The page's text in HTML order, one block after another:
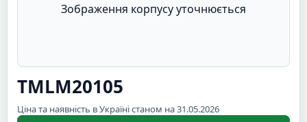
Зображення корпусу уточнюється
TMLM20105
Ціна та наявність в Україні станом на 31.05.2026